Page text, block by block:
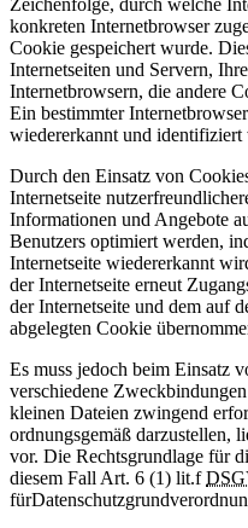
konkreten Internetbrowser
Cookie gespeichert wurde.
Internetseiten und Servern,
Internetbrowsern, die andere
Ein bestimmter
wiedererkannt und identifiziert
Durch den Einsatz von
Internetseite
Informationen und Angebote
Benutzers optimiert werden,
Internetseite wiedererkannt
der Internetseite erneut
der Internetseite und dem auf
abgelegten Cookie
Es muss jedoch beim Einsatz
verschiedene
kleinen Dateien zwingend
ordnungsgemäß darzustellen,
vor. Die Rechtsgrundlage für
diesem Fall Art. 6 (1) lit.f
für